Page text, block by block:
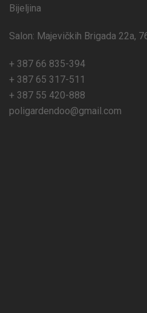
Bijeljina
Salon: Majevičkih Brigada 22a,
+ 387 66 835-394
+ 387 65 317-511
+ 387 55 420-888
poligardendoo@gmail.com